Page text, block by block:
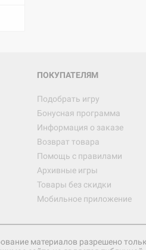
ПОКУПАТЕЛЯМ
Подобрать игру
Бонусная программа
Информация о заказе
Возврат товара
Помощь с правилами
Архивные игры
Товары без скидки
Мобильное приложение
материалов разрешено